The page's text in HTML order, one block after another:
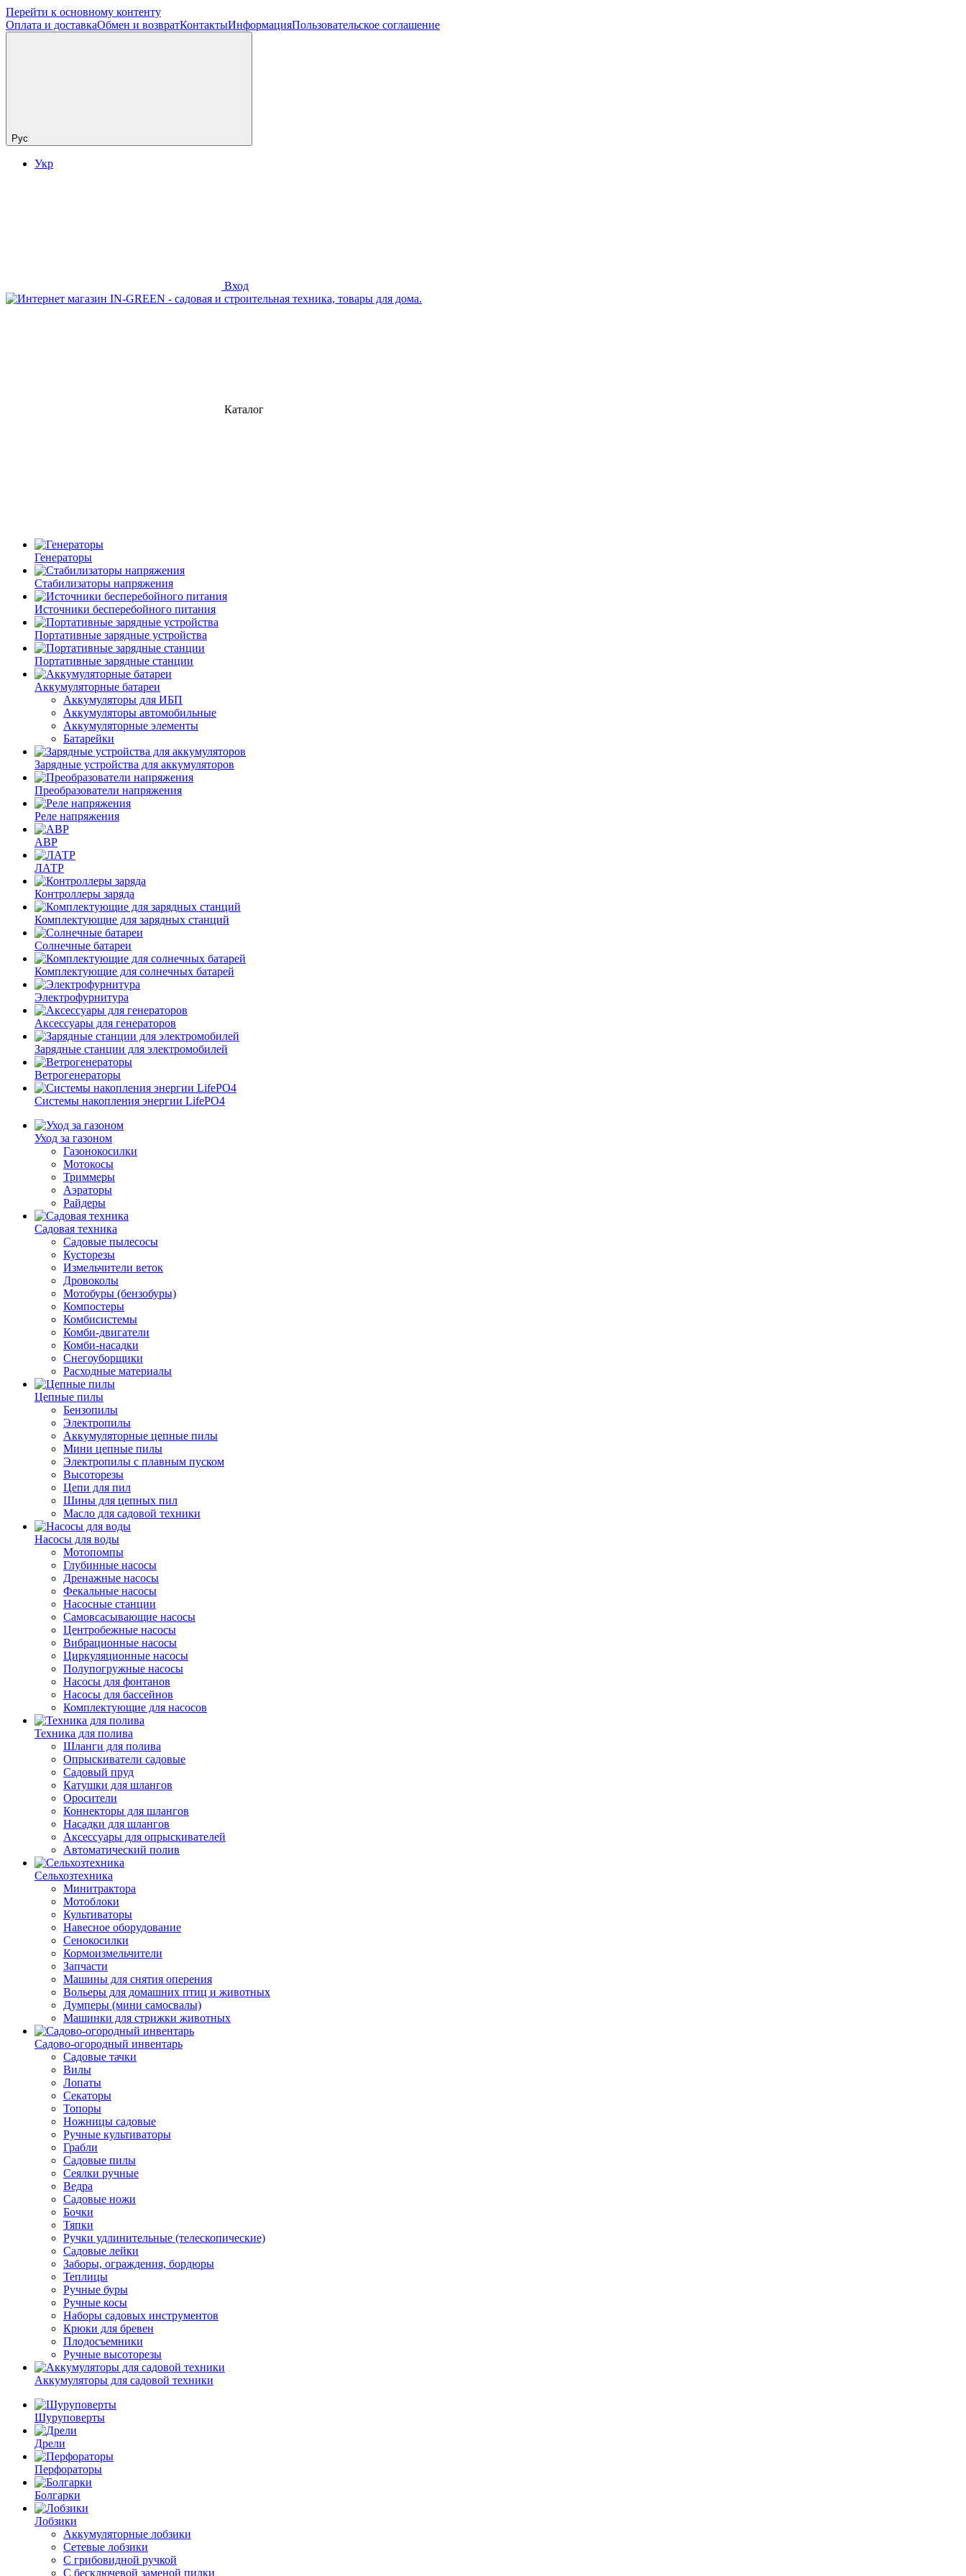
Перейти к основному контенту
Оплата и доставкаОбмен и возвратКонтактыИнформацияПользовательское соглашение
Рус
Укр
Вход
Каталог
Генераторы
Стабилизаторы напряжения
Источники бесперебойного питания
Портативные зарядные устройства
Портативные зарядные станции
Аккумуляторные батареи
Аккумуляторы для ИБП
Аккумуляторы автомобильные
Аккумуляторные элементы
Батарейки
Зарядные устройства для аккумуляторов
Преобразователи напряжения
Реле напряжения
АВР
ЛАТР
Контроллеры заряда
Комплектующие для зарядных станций
Солнечные батареи
Комплектующие для солнечных батарей
Электрофурнитура
Аксессуары для генераторов
Зарядные станции для электромобилей
Ветрогенераторы
Системы накопления энергии LifePO4
Уход за газоном
Газонокосилки
Мотокосы
Триммеры
Аэраторы
Райдеры
Садовая техника
Садовые пылесосы
Кусторезы
Измельчители веток
Дровоколы
Мотобуры (бензобуры)
Компостеры
Комбисистемы
Комби-двигатели
Комби-насадки
Снегоуборщики
Расходные материалы
Цепные пилы
Бензопилы
Электропилы
Аккумуляторные цепные пилы
Мини цепные пилы
Электропилы с плавным пуском
Высоторезы
Цепи для пил
Шины для цепных пил
Масло для садовой техники
Насосы для воды
Мотопомпы
Глубинные насосы
Дренажные насосы
Фекальные насосы
Насосные станции
Самовсасывающие насосы
Центробежные насосы
Вибрационные насосы
Циркуляционные насосы
Полупогружные насосы
Насосы для фонтанов
Насосы для бассейнов
Комплектующие для насосов
Техника для полива
Шланги для полива
Опрыскиватели садовые
Садовый пруд
Катушки для шлангов
Оросители
Коннекторы для шлангов
Насадки для шлангов
Аксессуары для опрыскивателей
Автоматический полив
Сельхозтехника
Минитрактора
Мотоблоки
Культиваторы
Навесное оборудование
Сенокосилки
Кормоизмельчители
Запчасти
Машины для снятия оперения
Вольеры для домашних птиц и животных
Думперы (мини самосвалы)
Машинки для стрижки животных
Садово-огородный инвентарь
Садовые тачки
Вилы
Лопаты
Секаторы
Топоры
Ножницы садовые
Ручные культиваторы
Грабли
Садовые пилы
Сеялки ручные
Ведра
Садовые ножи
Бочки
Тяпки
Ручки удлинительные (телескопические)
Садовые лейки
Заборы, ограждения, бордюры
Теплицы
Ручные буры
Ручные косы
Наборы садовых инструментов
Крюки для бревен
Плодосъемники
Ручные высоторезы
Аккумуляторы для садовой техники
Шуруповерты
Дрели
Перфораторы
Болгарки
Лобзики
Аккумуляторные лобзики
Сетевые лобзики
C грибовидной ручкой
С бесключевой заменой пилки